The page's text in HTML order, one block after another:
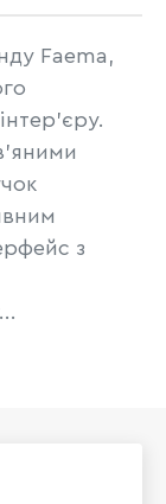
Faema,
з